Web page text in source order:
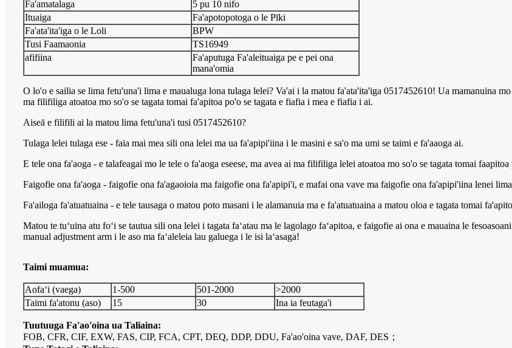
Fa'amatalaga
5 pu 10 nifo
Ituaiga
Fa'apotopotoga o le Pīki
Fa'ata'ita'iga o le Loli
BPW
Tusi Faamaonia
TS16949
afifiina
Fa'aputuga Fa'aleituaiga pe e pei ona
mana'omia
O lo'o e sailia se lima fetu'una'i lima e maualuga lona tulaga lelei? Va'ai i la matou fa'ata'ita'iga 0517452610! Ua mamanuina
ma filifiliga atoatoa mo so'o se tagata tomai fa'apitoa po'o se tagata e fiafia i mea e fiafia i ai.
Aiseā e filifili ai la matou lima fetu'una'i tusi 0517452610?
Tulaga lelei tulaga ese - faia mai mea sili ona lelei ma ua fa'apipi'iina i le masini e sa'o ma umi se taimi e fa'aaoga ai.
E tele ona fa'aoga - e talafeagai mo le tele o fa'aoga eseese, ma avea ai ma filifiliga lelei atoatoa mo so'o se tagata tomai
Faigofie ona fa'aoga - faigofie ona fa'agaoioia ma faigofie ona fa'apipi'i, e mafai ona vave ma faigofie ona fa'apipi'iina lenei
Fa'ailoga fa'atuatuaina - e tele tausaga o matou poto masani i le alamanuia ma e fa'atuatuaina a matou oloa e tagata tomai
Matou te tuʻuina atu foʻi se tautua sili ona lelei i tagata faʻatau ma le lagolago faʻapitoa, e faigofie ai ona e mauaina le
manual adjustment arm i le aso ma faʻaleleia lau galuega i le isi laʻasaga!
Taimi muamua:
Aofaʻi (vaega) 1-500 501-2000
>2000
Taimi fa'atonu (aso)
15 30 Ina ia feutaga'i
Tuutuuga Fa'ao'oina ua Taliaina:
FOB, CFR, CIF, EXW, FAS, CIP, FCA, CPT, DEQ, DDP, DDU, Fa'ao'oina vave, DAF, DES；